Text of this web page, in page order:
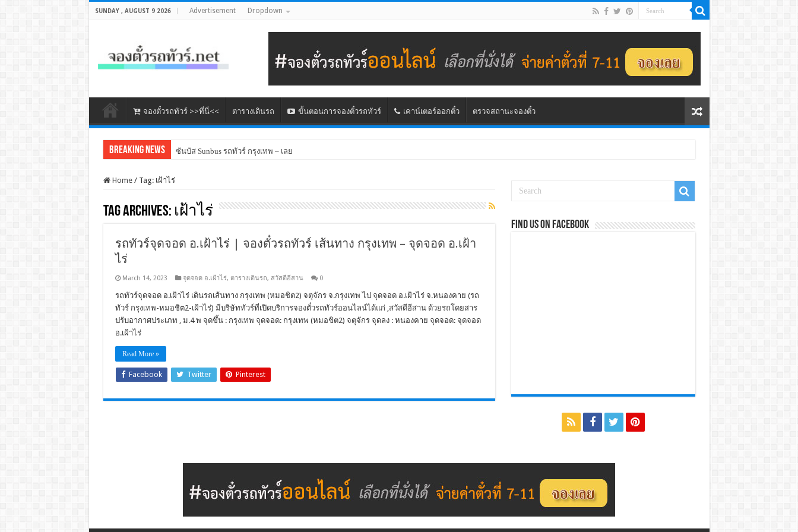
SUNDAY , AUGUST 9 2026 Advertisement Dropdown
จองตั๋วรถทัวร์ >>ที่นี่<< ตารางเดินรถ ขั้นตอนการจองตั๋วรถทัวร์ เคาน์เตอร์ออกตั๋ว ตรวจสถานะจองตั๋ว
Breaking News ซันบัส Sunbus รถทัวร์ กรุงเทพ – เลย
Home / Tag: เฝ้าไร่
Tag Archives: เฝ้าไร่
รถทัวร์จุดจอด อ.เฝ้าไร่ | จองตั๋วรถทัวร์ เส้นทาง กรุงเทพ – จุดจอด อ.เฝ้า
ไร่
March 14, 2023 จุดจอด อ.เฝ้าไร่, ตารางเดินรถ, สวัสดีอีสาน 0
รถทัวร์จุดจอด อ.เฝ้าไร่ เดินรถเส้นทาง กรุงเทพ (หมอชิต2) จตุจักร จ.กรุงเทพ ไป จุดจอด อ.เฝ้าไร่ จ.หนองคาย (รถ
ทัวร์ กรุงเทพ-หมอชิต2-เฝ้าไร่) มีบริษัททัวร์ที่เปิดบริการจองตั๋วรถทัวร์ออนไลน์ได้แก่ ,สวัสดีอีสาน ด้วยรถโดยสาร
ปรับอากาศประเภท , ม.4 พ จุดขึ้น : กรุงเทพ จุดจอด: กรุงเทพ (หมอชิต2) จตุจักร จุดลง : หนองคาย จุดจอด: จุดจอด
อ.เฝ้าไร่
Read More »
Facebook Twitter Pinterest
Find us on Facebook